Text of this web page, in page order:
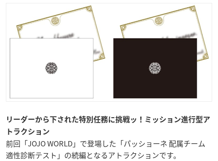
リーダーから下された特別任務に挑戦ッ！ミッション進行型ア
トラクション
前回「JOJO WORLD」で登場した「パッショーネ 配属チーム
適性診断テスト」の続編となるアトラクションです。